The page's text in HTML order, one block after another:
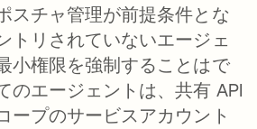
スチャ管理が前提条件とな
トリされていないエージェ
小権限を強制することはで
のエージェントは、共有 API
ープのサービスアカウント